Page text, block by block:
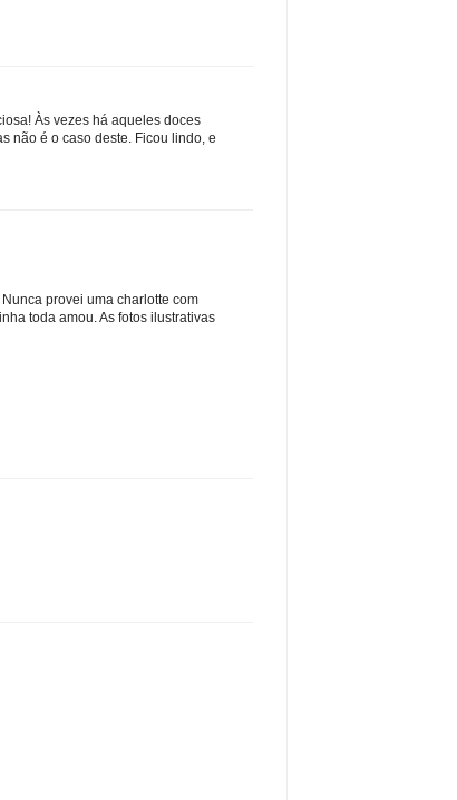
Às vezes há aqueles doces
não é o caso deste. Ficou lindo, e
provei uma charlotte com
toda amou. As fotos ilustrativas